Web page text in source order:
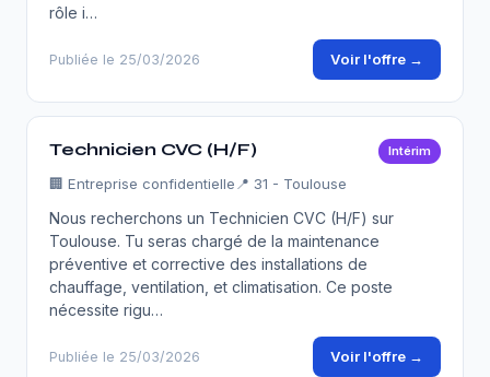
rôle i…
Publiée le 25/03/2026 Voir l'offre →
Technicien CVC (H/F) Intérim
🏢 Entreprise confidentielle 📍 31 - Toulouse
Nous recherchons un Technicien CVC (H/F) sur
Toulouse. Tu seras chargé de la maintenance
préventive et corrective des installations de
chauffage, ventilation, et climatisation. Ce poste
nécessite rigu…
Publiée le 25/03/2026 Voir l'offre →